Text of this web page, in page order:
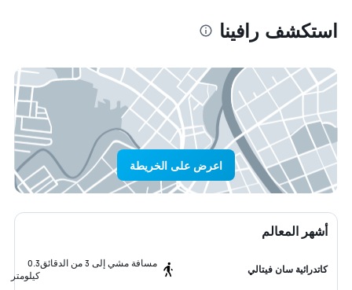
استكشف رافينا
اعرض على الخريطة
أشهر المعالم
كاتدرائية سان فيتالي
مسافة مشي إلى 3 من الدقائق
0.3
كيلومتر